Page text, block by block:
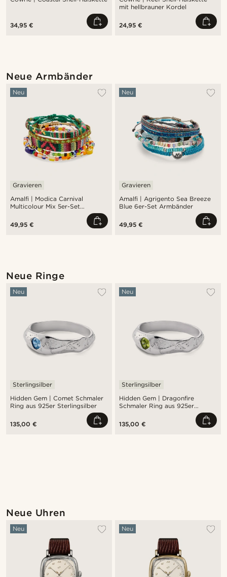
34,95 €
mit hellbrauner Kordel
24,95 €
Neue Armbänder
Amalfi | Modica Carnival
Multicolour Mix 5er-Set
Neu
Gravieren
49,95 €
Amalfi | Agrigento Sea Breeze
Blue 6er-Set Armbänder
Neu
Gravieren
49,95 €
Neue Ringe
Hidden Gem | Comet Schmaler
Ring aus 925er Sterlingsilber
Neu
Sterlingsilber
135,00 €
Hidden Gem | Dragonfire
Schmaler Ring aus 925er
Neu
Sterlingsilber
135,00 €
Neue Uhren
Neu Neu